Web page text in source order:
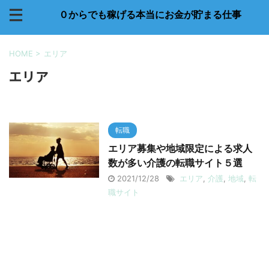
０からでも稼げる本当にお金が貯まる仕事
HOME > エリア
エリア
転職
エリア募集や地域限定による求人
数が多い介護の転職サイト５選
2021/12/28 エリア 介護 地域 転
職サイト